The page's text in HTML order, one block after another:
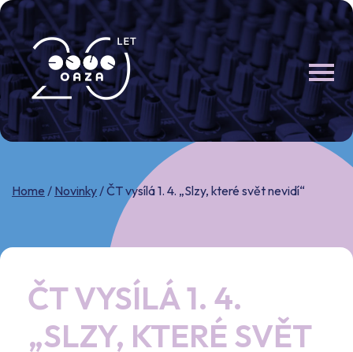
Skip
to
content
Home / Novinky/ČT vysílá 1. 4. „Slzy, které svět nevidí“
ČT VYSÍLÁ 1. 4.
„SLZY, KTERÉ SVĚT